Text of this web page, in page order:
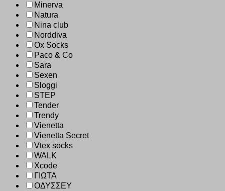
Minerva
Natura
Nina club
Norddiva
Ox Socks
Paco & Co
Sara
Sexen
Sloggi
STEP
Tender
Trendy
Vienetta
Vienetta Secret
Vtex socks
WALK
Xcode
ΓΙΩΤΑ
ΟΔΥΣΣΕΥ